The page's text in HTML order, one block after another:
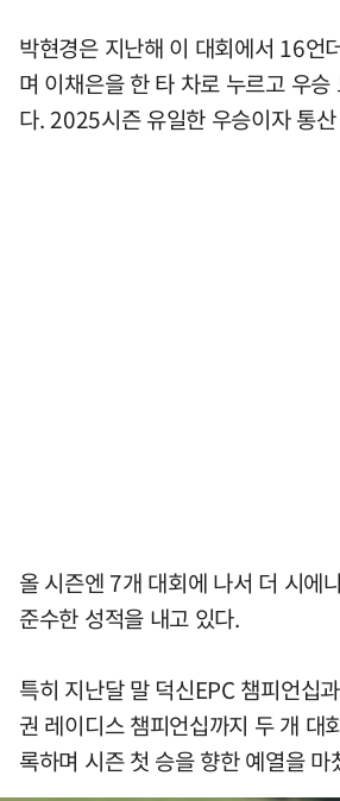
박현경은 지난해 이 대회에서 16언
며 이채은을 한 타 차로 누르고 우
다. 2025시즌 유일한 우승이자 통
올 시즌엔 7개 대회에 나서 더 시에
준수한 성적을 내고 있다.
특히 지난달 말 덕신EPC 챔피언십
권 레이디스 챔피언십까지 두 개 대
록하며 시즌 첫 승을 향한 예열을 마